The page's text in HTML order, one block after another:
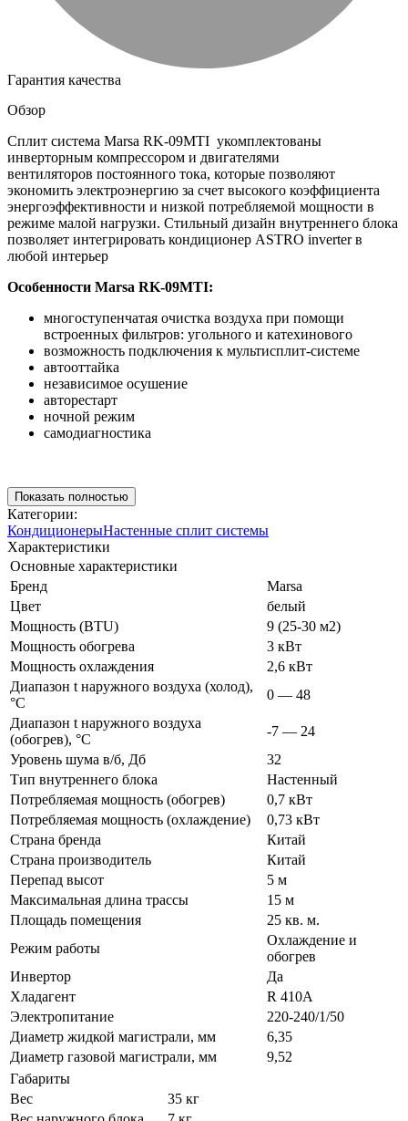
Гарантия качества
Обзор
Сплит система Marsa RK-09MTI укомплектованы
инверторным компрессором и двигателями
вентиляторов постоянного тока, которые позволяют
экономить электроэнергию за счет высокого коэффициента
энергоэффективности и низкой потребляемой мощности в
режиме малой нагрузки. Стильный дизайн внутреннего блока
позволяет интегрировать кондиционер ASTRO inverter в
любой интерьер
Особенности Marsa RK-09MTI:
многоступенчатая очистка воздуха при помощи
встроенных фильтров: угольного и катехинового
возможность подключения к мультисплит-системе
автооттайка
независимое осушение
авторестарт
ночной режим
самодиагностика
Показать полностью
Категории:
КондиционерыНастенные сплит системы
Характеристики
Основные характеристики
Бренд
Marsa
Цвет
белый
Мощность (BTU)
9 (25-30 м2)
Мощность обогрева
3 кВт
Мощность охлаждения
2,6 кВт
Диапазон t наружного воздуха (холод),
°C
0 — 48
Диапазон t наружного воздуха
(обогрев), °C
-7 — 24
Уровень шума в/б, Дб
32
Тип внутреннего блока
Настенный
Потребляемая мощность (обогрев)
0,7 кВт
Потребляемая мощность (охлаждение)
0,73 кВт
Страна бренда
Китай
Страна производитель
Китай
Перепад высот
5 м
Максимальная длина трассы
15 м
Площадь помещения
25 кв. м.
Режим работы
Охлаждение и
обогрев
Инвертор
Да
Хладагент
R 410A
Электропитание
220-240/1/50
Диаметр жидкой магистрали, мм
6,35
Диаметр газовой магистрали, мм
9,52
Габариты
Вес
35 кг